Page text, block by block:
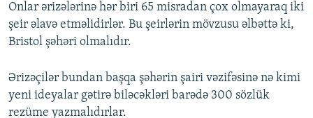
Onlar ərizələrinə hər biri 65 misradan çox olmayaraq iki
şeir əlavə etməlidirlər. Bu şeirlərin mövzusu əlbəttə ki,
Bristol şəhəri olmalıdır.
Ərizəçilər bundan başqa şəhərin şairi vəzifəsinə nə kimi
yeni ideyalar gətirə biləcəkləri barədə 300 sözlük
rezüme yazmalıdırlar.